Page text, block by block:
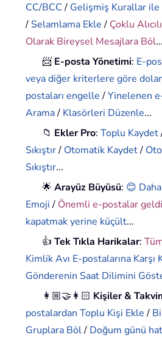
CC/BCC/ Gelişmiş Kurallar
/ Selamlama Ekle/ Çoklu
Olarak Bireysel Mesajlara Böl...
📨 E-posta Yönetimi: E-
veya diğer kriterlere göre
postaları engelle/Yinelenen
Arama/ Klasörleri Düzenle...
📁 Ekler Pro:Toplu Kaydet
Sıkıştır/ Otomatik Kaydet/
Sıkıştır...
🌟Arayüz Büyüsü: 😊
Emoji/ Önemli e-postalar
kapatmak yerine küçült...
👍Tek Tıkla Harikalar:
Kimlik Avı E-postalarına Karşı
Gönderenin Saat Dilimini
👩🏼‍🤝‍👩🏻 Kişiler &
postalardan Toplu Kişi Ekle/
Gruplara Böl/ Doğum günü